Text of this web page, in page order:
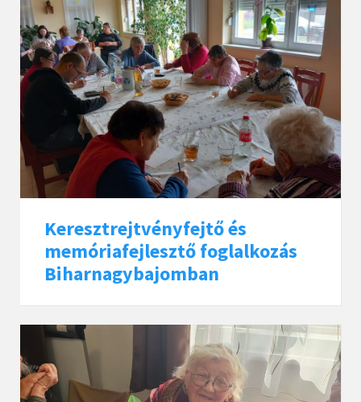
Keresztrejtvényfejtő és
memóriafejlesztő foglalkozás
Biharnagybajomban